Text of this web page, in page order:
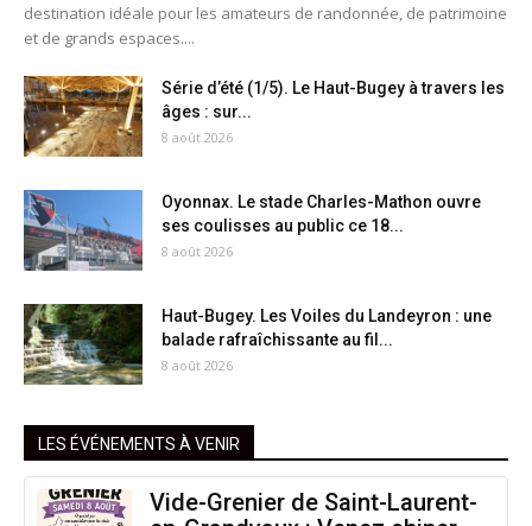
destination idéale pour les amateurs de randonnée, de patrimoine
et de grands espaces....
Série d’été (1/5). Le Haut-Bugey à travers les
âges : sur...
8 août 2026
Oyonnax. Le stade Charles-Mathon ouvre
ses coulisses au public ce 18...
8 août 2026
Haut-Bugey. Les Voiles du Landeyron : une
balade rafraîchissante au fil...
8 août 2026
LES ÉVÉNEMENTS À VENIR
Vide-Grenier de Saint-Laurent-